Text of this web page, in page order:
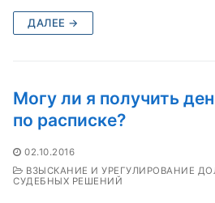
ДАЛЕЕ →
Могу ли я получить
по расписке?
02.10.2016
ВЗЫСКАНИЕ И УРЕГУЛИРОВАНИЕ
СУДЕБНЫХ РЕШЕНИЙ